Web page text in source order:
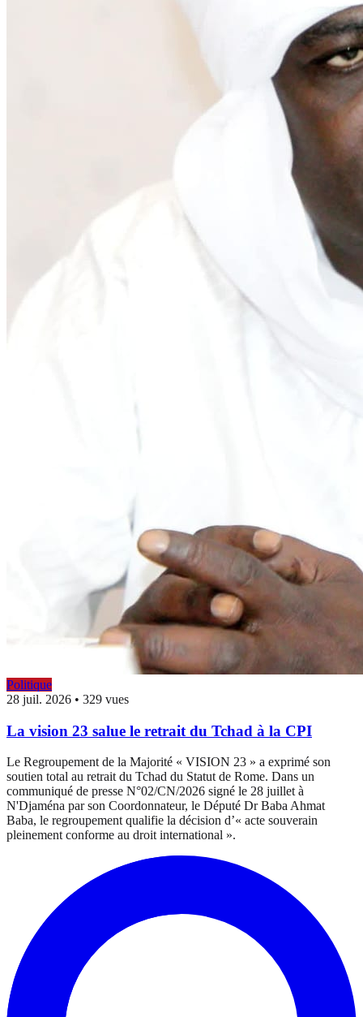
Politique
28 juil. 2026 • 329 vues
La vision 23 salue le retrait du Tchad à la CPI
Le Regroupement de la Majorité « VISION 23 » a exprimé son
soutien total au retrait du Tchad du Statut de Rome. Dans un
communiqué de presse N°02/CN/2026 signé le 28 juillet à
N'Djaména par son Coordonnateur, le Député Dr Baba Ahmat
Baba, le regroupement qualifie la décision d’« acte souverain
pleinement conforme au droit international ».